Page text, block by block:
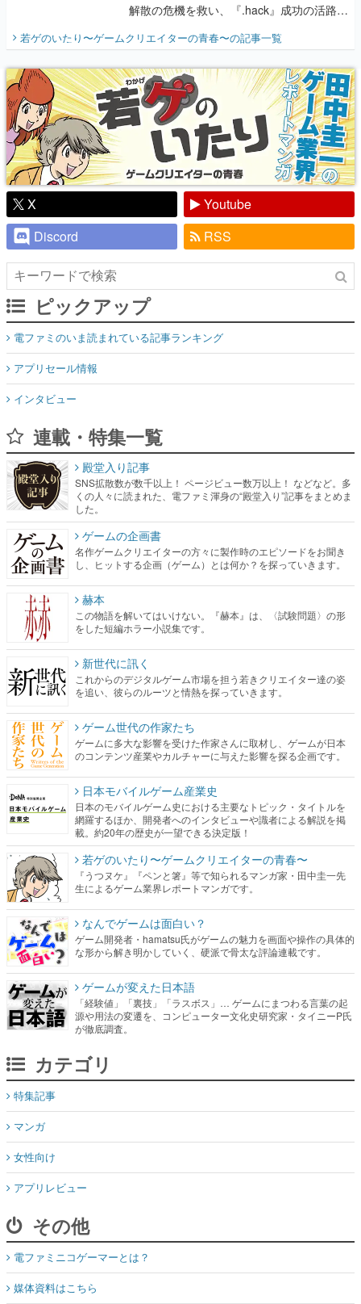
解散の危機を救い、『.hack』成功の活路を
開く。業界の快男児・松山 洋に流れる血は
『少年ジャンプ』色だった【若ゲのいた
り】
若ゲのいたり〜ゲームクリエイターの青春〜の記事一覧
X
Youtube
Discord
RSS
ピックアップ
電ファミのいま読まれている記事ランキング
アプリセール情報
インタビュー
連載・特集一覧
殿堂入り記事
SNS拡散数が数千以上！ ページビュー数万以上！ などなど。多
くの人々に読まれた、電ファミ渾身の“殿堂入り”記事をまとめま
した。
ゲームの企画書
名作ゲームクリエイターの方々に製作時のエピソードをお聞き
し、ヒットする企画（ゲーム）とは何か？を探っていきます。
赫本
この物語を解いてはいけない。『赫本』は、〈試験問題〉の形
をした短編ホラー小説集です。
新世代に訊く
これからのデジタルゲーム市場を担う若きクリエイター達の姿
を追い、彼らのルーツと情熱を探っていきます。
ゲーム世代の作家たち
ゲームに多大な影響を受けた作家さんに取材し、ゲームが日本
のコンテンツ産業やカルチャーに与えた影響を探る企画です。
日本モバイルゲーム産業史
日本のモバイルゲーム史における主要なトピック・タイトルを
網羅するほか、開発者へのインタビューや識者による解説を掲
載。約20年の歴史が一望できる決定版！
若ゲのいたり〜ゲームクリエイターの青春〜
『うつヌケ』『ペンと箸』等で知られるマンガ家・田中圭一先
生によるゲーム業界レポートマンガです。
なんでゲームは面白い？
ゲーム開発者・hamatsu氏がゲームの魅力を画面や操作の具体的
な形から解き明かしていく、硬派で骨太な評論連載です。
ゲームが変えた日本語
「経験値」「裏技」「ラスボス」… ゲームにまつわる言葉の起
源や用法の変遷を、コンピューター文化史研究家・タイニーP氏
が徹底調査。
カテゴリ
特集記事
マンガ
女性向け
アプリレビュー
その他
電ファミニコゲーマーとは？
媒体資料はこちら